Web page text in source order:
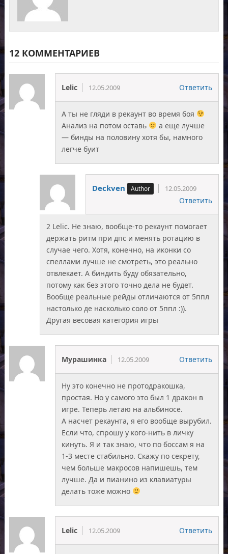
12 КОММЕНТАРИЕВ
Lelic 12.05.2009 Ответить
А ты не гляди в рекаунт во время боя
Анализ на потом оставь
а еще лучше
— бинды на половину хотя бы, намного
легче буит
Deckven 12.05.2009
Ответить
2 Lelic. Не знаю, вообще-то рекаунт помогает
держать ритм при дпс и менять ротацию в
случае чего. Хотя, конечно, на иконки со
спеллами лучше не смотреть, это реально
отвлекает. А биндить буду обязательно,
потому как без этого точно дела не будет.
Вообще реальные рейды отличаются от 5ппл
настолько де насколько соло от 5ппл :)).
Другая весовая категория игры
Мурашинка 12.05.2009 Ответить
Ну это конечно не протодракошка,
простая. Но у самого это был 1 дракон в
игре. Теперь летаю на альбиносе.
А насчет рекаунта, я его вообще вырубил.
Если что, спрошу у кого-нить в личку
кинуть. Я и так знаю, что по боссам я на
1-3 месте стабильно. Скажу по секрету,
чем больше макросов напишешь, тем
лучше. Да и пианино из клавиатуры
делать тоже можно
Lelic 12.05.2009 Ответить